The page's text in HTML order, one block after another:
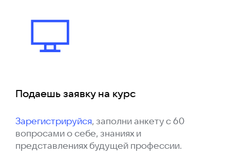
Подаешь заявку на курс
Зарегистрируйся, заполни анкету с 60
вопросами о себе, знаниях и
представлениях будущей профессии.